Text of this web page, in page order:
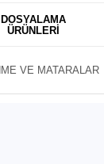
DOSYALAMA
ÜRÜNLERİ
VE MATARALAR